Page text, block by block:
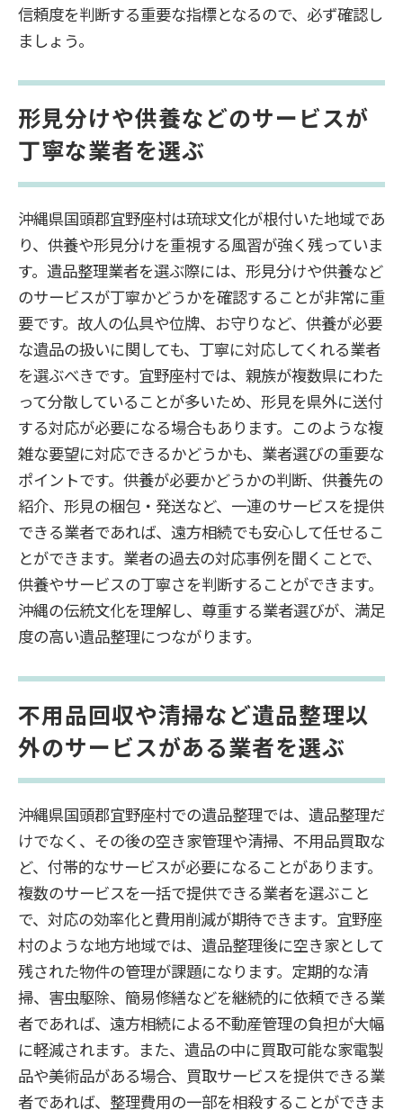
信頼度を判断する重要な指標となるので、必ず確認し
ましょう。
形見分けや供養などのサービスが
丁寧な業者を選ぶ
沖縄県国頭郡宜野座村は琉球文化が根付いた地域であ
り、供養や形見分けを重視する風習が強く残っていま
す。遺品整理業者を選ぶ際には、形見分けや供養など
のサービスが丁寧かどうかを確認することが非常に重
要です。故人の仏具や位牌、お守りなど、供養が必要
な遺品の扱いに関しても、丁寧に対応してくれる業者
を選ぶべきです。宜野座村では、親族が複数県にわた
って分散していることが多いため、形見を県外に送付
する対応が必要になる場合もあります。このような複
雑な要望に対応できるかどうかも、業者選びの重要な
ポイントです。供養が必要かどうかの判断、供養先の
紹介、形見の梱包・発送など、一連のサービスを提供
できる業者であれば、遠方相続でも安心して任せるこ
とができます。業者の過去の対応事例を聞くことで、
供養やサービスの丁寧さを判断することができます。
沖縄の伝統文化を理解し、尊重する業者選びが、満足
度の高い遺品整理につながります。
不用品回収や清掃など遺品整理以
外のサービスがある業者を選ぶ
沖縄県国頭郡宜野座村での遺品整理では、遺品整理だ
けでなく、その後の空き家管理や清掃、不用品買取な
ど、付帯的なサービスが必要になることがあります。
複数のサービスを一括で提供できる業者を選ぶこと
で、対応の効率化と費用削減が期待できます。宜野座
村のような地方地域では、遺品整理後に空き家として
残された物件の管理が課題になります。定期的な清
掃、害虫駆除、簡易修繕などを継続的に依頼できる業
者であれば、遠方相続による不動産管理の負担が大幅
に軽減されます。また、遺品の中に買取可能な家電製
品や美術品がある場合、買取サービスを提供できる業
者であれば、整理費用の一部を相殺することができま